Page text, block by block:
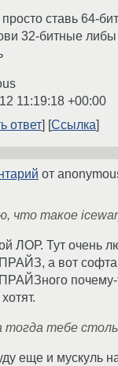
просто ставь 64-
32-битные
11:19:18 +00:00
ответ
Ссылка
от
что такое
ЛОР. Тут очень
а вот софта
почему-
тогда тебе
еще и мускуль